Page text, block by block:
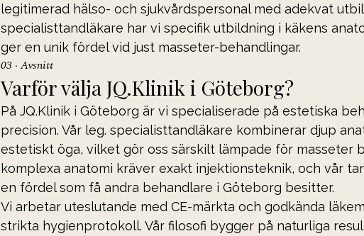
legitimerad hälso- och sjukvårdspersonal med adekvat
specialisttandläkare har vi specifik utbildning i käkens
ger en unik fördel vid just masseter-behandlingar.
03 · Avsnitt
Varför välja JQ.Klinik i Göteborg?
På JQ.Klinik i Göteborg är vi specialiserade på estetiska
precision. Vår leg. specialisttandläkare kombinerar djup
estetiskt öga, vilket gör oss särskilt lämpade för masseter
komplexa anatomi kräver exakt injektionsteknik, och vår
en fördel som få andra behandlare i Göteborg besitter.
Vi arbetar uteslutande med CE-märkta och godkända
strikta hygienprotokoll. Vår filosofi bygger på naturliga